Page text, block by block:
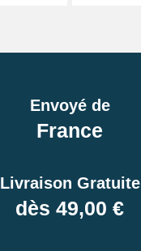
Envoyé de
France
Livraison Gratuite
dès 49,00 €